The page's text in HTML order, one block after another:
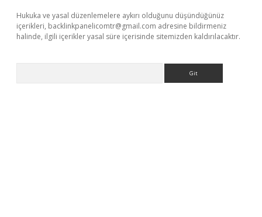
Hukuka ve yasal düzenlemelere aykırı olduğunu düşündüğünüz
içerikleri, backlinkpanelicomtr@gmail.com adresine bildirmeniz
halinde, ilgili içerikler yasal süre içerisinde sitemizden kaldırılacaktır.